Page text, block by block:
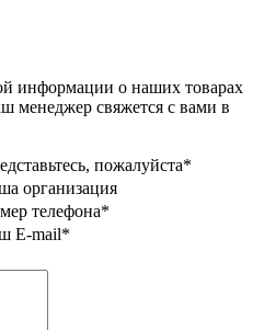
информации о наших товарах
менеджер свяжется с вами в
пожалуйста*
организация
телефона*
E-mail*